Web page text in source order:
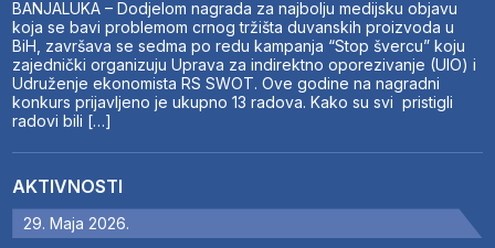
BANJALUKA – Dodjelom nagrada za najbolju medijsku objavu
koja se bavi problemom crnog tržišta duvanskih proizvoda u
BiH, završava se sedma po redu kampanja “Stop švercu” koju
zajednički organizuju Uprava za indirektno oporezivanje (UIO) i
Udruženje ekonomista RS SWOT. Ove godine na nagradni
konkurs prijavljeno je ukupno 13 radova. Kako su svi pristigli
radovi bili […]
AKTIVNOSTI
29. Maja 2026.